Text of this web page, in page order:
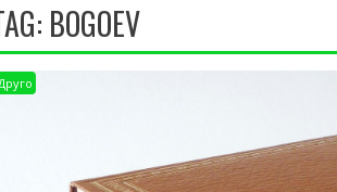
BOGOEV